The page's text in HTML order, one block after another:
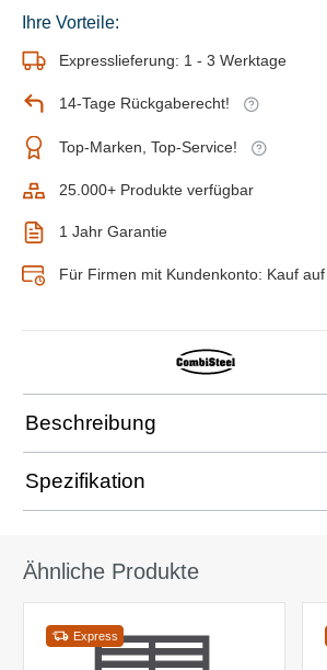
Ihre Vorteile:
Expresslieferung: 1 - 3 Werktage
14-Tage Rückgaberecht!
Top-Marken, Top-Service!
25.000+ Produkte verfügbar
1 Jahr Garantie
Für Firmen mit Kundenkonto: Kauf
Beschreibung
Spezifikation
Ähnliche Produkte
Express